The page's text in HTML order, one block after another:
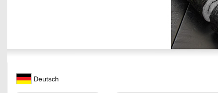
Deutsch